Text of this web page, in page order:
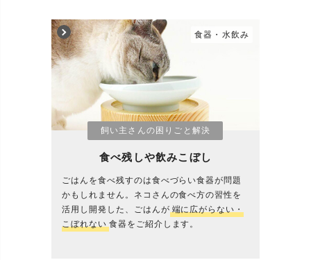
飼い主さんの困りごと解決
食べ残しや飲みこぼし
ごはんを食べ残すのは食べづらい食器が問題
かもしれません。ネコさんの食べ方の習性を
活用し開発した、ごはんが 端に広がらない・
こぼれない 食器をご紹介します。
食器・水飲み